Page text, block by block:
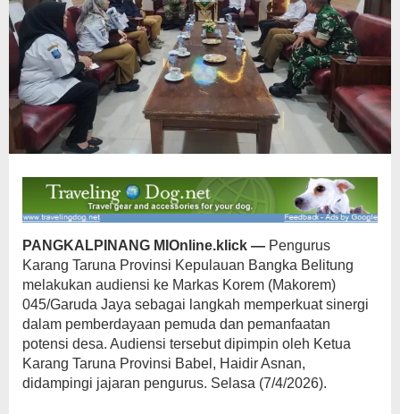
PANGKALPINANG MIOnline.klick — Pengurus
Karang Taruna Provinsi Kepulauan Bangka Belitung
melakukan audiensi ke Markas Korem (Makorem)
045/Garuda Jaya sebagai langkah memperkuat sinergi
dalam pemberdayaan pemuda dan pemanfaatan
potensi desa. Audiensi tersebut dipimpin oleh Ketua
Karang Taruna Provinsi Babel, Haidir Asnan,
didampingi jajaran pengurus. Selasa (7/4/2026).